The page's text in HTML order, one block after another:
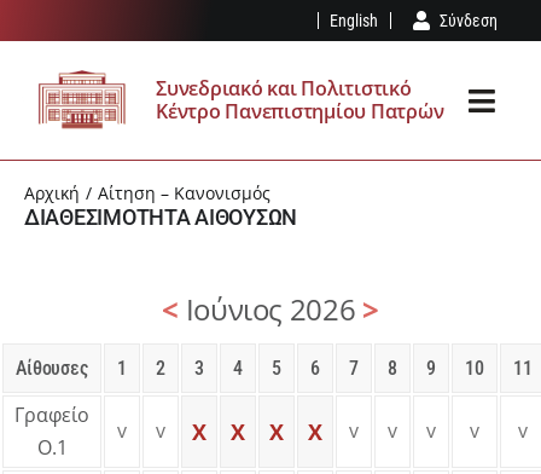
στο
περιεχόμενο
English Σύνδεση
Συνεδριακό και Πολιτιστικό
Κέντρο Πανεπιστημίου Πατρών
ΤΟ ΣΠΚ
ΤΑ ΝΈΑ ΜΑΣ
Αρχική Αίτηση – Κανονισμός
ΔΙΑΘΕΣΙΜΌΤΗΤΑ ΑΙΘΟΥΣΏΝ
< Ιούνιος 2026 >
Αίθουσες 1 2 3 4 5 6 7 8 9 10 11
Γραφείο
Ο.1
v v X X X X v v v v v